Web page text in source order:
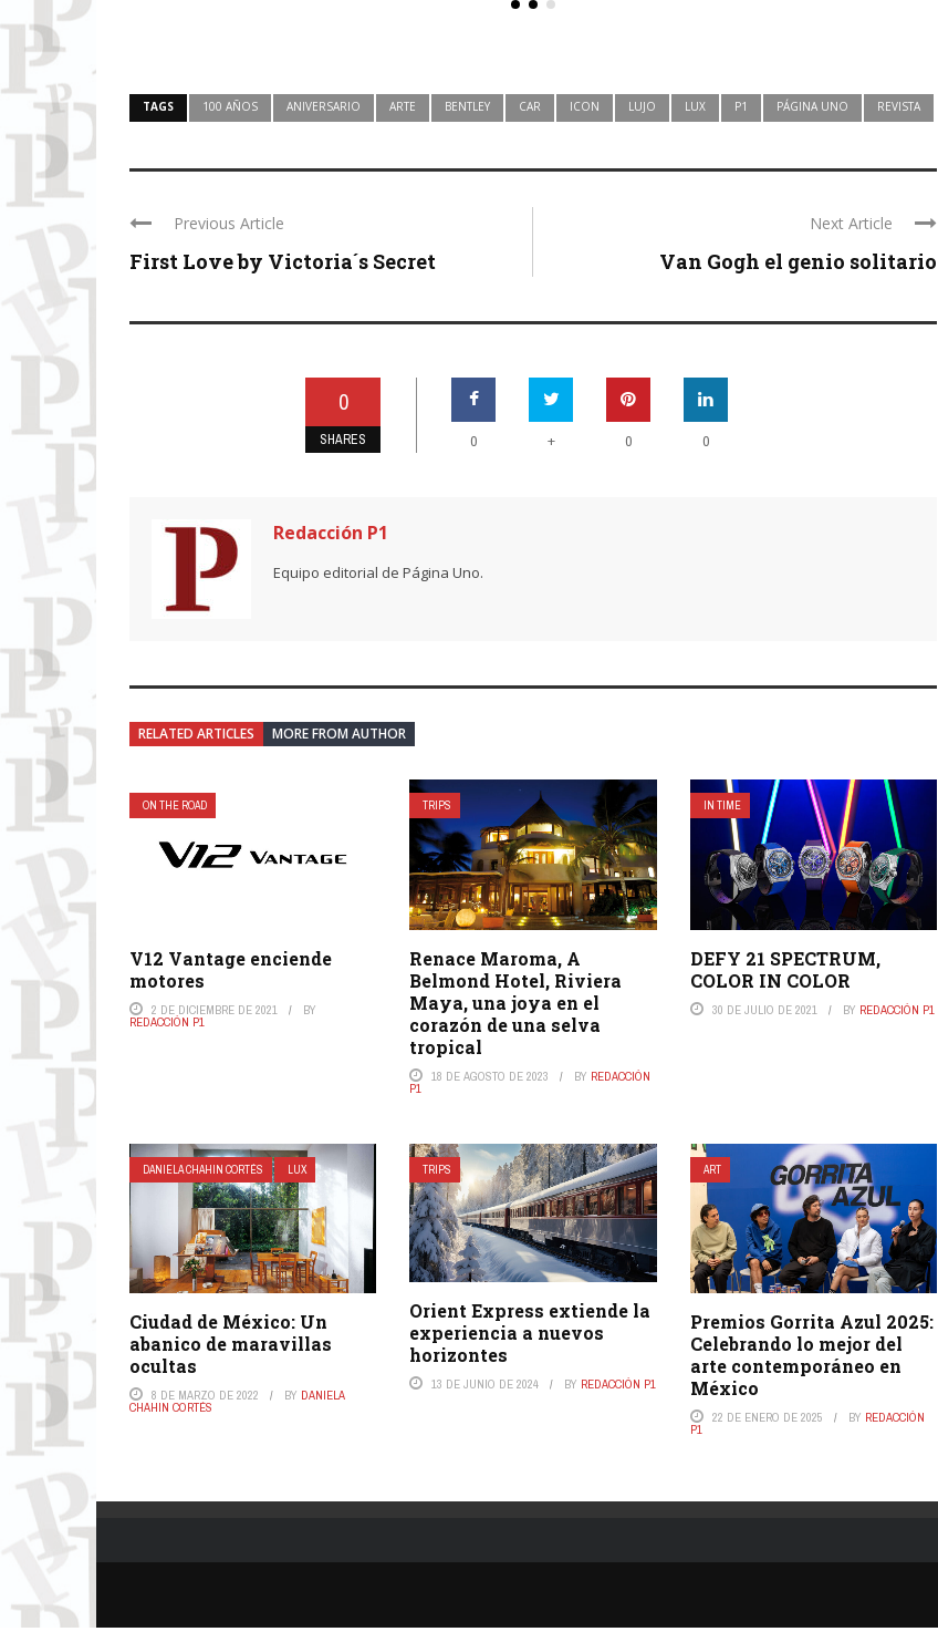
TAGS 100 AÑOS ANIVERSARIO ARTE BENTLEY CAR ICON LUJO LUX P1 PÁGINA UNO REVISTA
Previous Article
First Love by Victoria´s Secret
Next Article
Van Gogh el genio solitario
0
SHARES 0 + 0 0
Redacción P1
Equipo editorial de Página Uno.
RELATED ARTICLES MORE FROM AUTHOR
ON THE ROAD
V12 Vantage enciende
motores
2 DE DICIEMBRE DE 2021 BY
REDACCIÓN P1
TRIPS
Renace Maroma, A
Belmond Hotel, Riviera
Maya, una joya en el
corazón de una selva
tropical
18 DE AGOSTO DE 2023 BY REDACCIÓN
P1
IN TIME
DEFY 21 SPECTRUM,
COLOR IN COLOR
30 DE JULIO DE 2021 BY REDACCIÓN P1
DANIELA CHAHIN CORTÉS LUX
Ciudad de México: Un
abanico de maravillas
ocultas
8 DE MARZO DE 2022 BY DANIELA
CHAHIN CORTÉS
TRIPS
Orient Express extiende la
experiencia a nuevos
horizontes
13 DE JUNIO DE 2024 BY REDACCIÓN P1
ART
Premios Gorrita Azul 2025:
Celebrando lo mejor del
arte contemporáneo en
México
22 DE ENERO DE 2025 BY REDACCIÓN
P1